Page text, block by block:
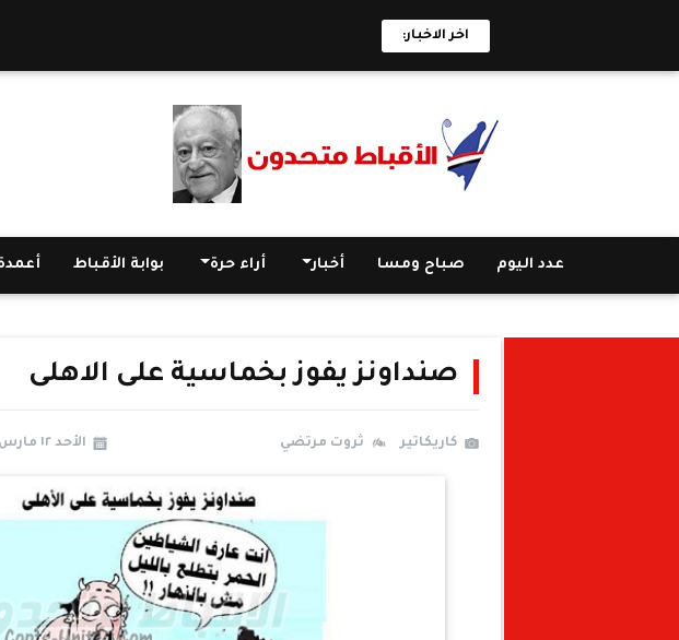
اخر الاخبار:
عدد اليوم صباح ومسا أخبار أراء حرة بوابة الأقباط
صنداونز يفوز بخماسية على الاهلى
كاريكاتير ثروت مرتضي الأحد ١٢ مارس ٢٠٢٣